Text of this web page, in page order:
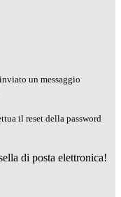
un messaggio
il reset della password
di posta elettronica!